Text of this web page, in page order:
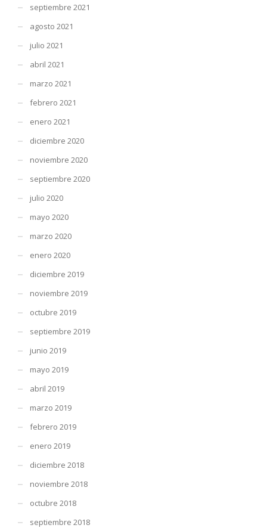
septiembre 2021
agosto 2021
julio 2021
abril 2021
marzo 2021
febrero 2021
enero 2021
diciembre 2020
noviembre 2020
septiembre 2020
julio 2020
mayo 2020
marzo 2020
enero 2020
diciembre 2019
noviembre 2019
octubre 2019
septiembre 2019
junio 2019
mayo 2019
abril 2019
marzo 2019
febrero 2019
enero 2019
diciembre 2018
noviembre 2018
octubre 2018
septiembre 2018